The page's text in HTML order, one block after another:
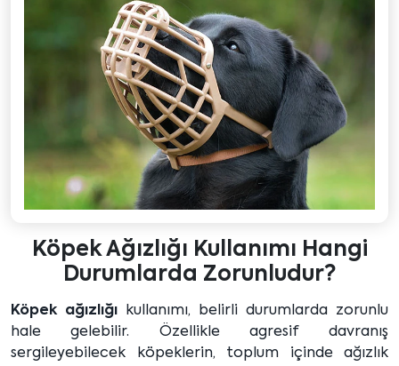
Köpek Ağızlığı Kullanımı Hangi
Durumlarda Zorunludur?
Köpek ağızlığı kullanımı, belirli durumlarda zorunlu
hale gelebilir. Özellikle agresif davranış
sergileyebilecek köpeklerin, toplum içinde ağızlık